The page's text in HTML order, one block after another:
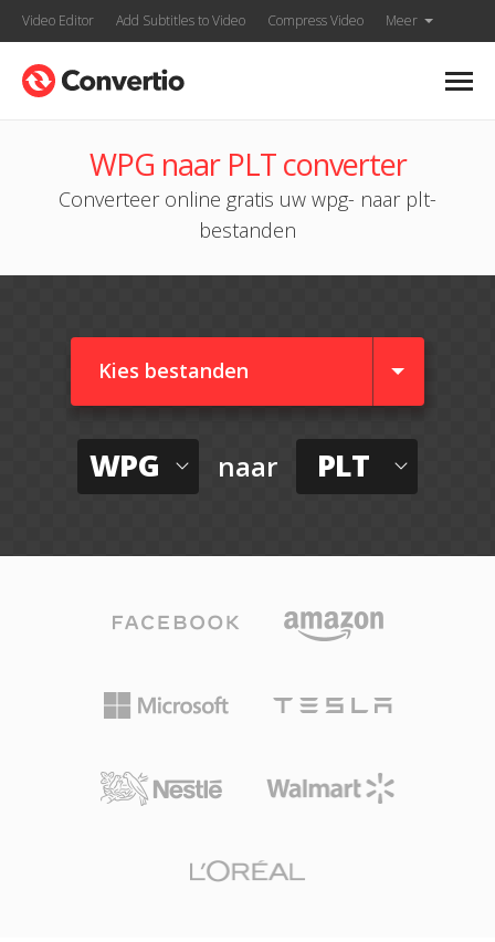
Video Editor Add Subtitles to Video Compress Video Meer
WPG naar PLT converter
Converteer online gratis uw wpg- naar plt-
bestanden
Kies bestanden
WPG naar PLT